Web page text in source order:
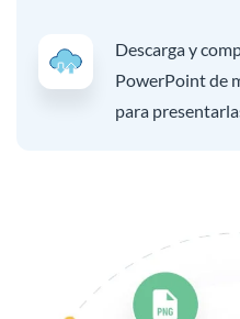
Descarga y
PowerPoint de
para